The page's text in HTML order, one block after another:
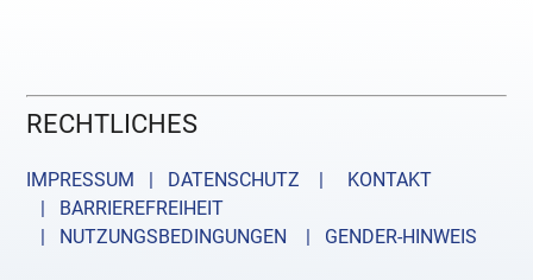
RECHTLICHES
IMPRESSUM | DATENSCHUTZ |
KONTAKT
| BARRIEREFREIHEIT
| NUTZUNGSBEDINGUNGEN
| GENDER-HINWEIS